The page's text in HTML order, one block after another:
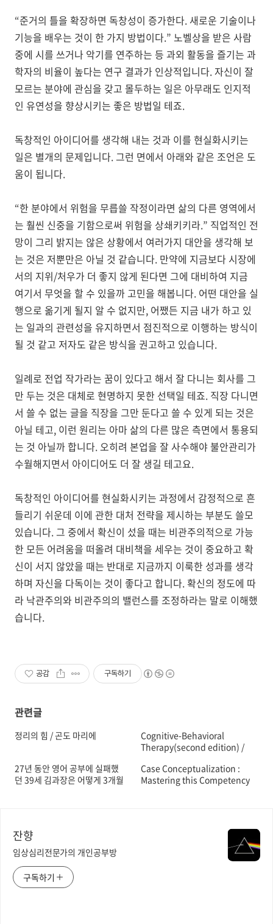
“준거의 틀을 확장하면 독창성이 증가한다. 새로운 기술이나
기능을 배우는 것이 한 가지 방법이다.” 노벨상을 받은 사람
중에 시를 쓰거나 악기를 연주하는 등 과외 활동을 즐기는 과
학자의 비율이 높다는 연구 결과가 인상적입니다.자신이 잘
모르는 분야에 관심을 갖고 몰두하는 일은 아무래도 인지적
인 유연성을 향상시키는 좋은 방법일 테죠.
독창적인 아이디어를 생각해 내는 것과 이를 현실화시키는
일은 별개의 문제입니다. 그런 면에서 아래와 같은 조언은 도
움이 됩니다.
“한 분야에서 위험을 무릅쓸 작정이라면 삶의 다른 영역에서
는 훨씬 신중을 기함으로써 위험을 상쇄키키라.” 직업적인 전
망이 그리 밝지는 않은 상황에서 여러가지 대안을 생각해 보
는 것은 저뿐만은 아닐 것 같습니다. 만약에 지금보다 시장에
서의 지위/처우가 더 좋지 않게 된다면 그에 대비하여 지금
여기서 무엇을 할 수 있을까 고민을 해봅니다. 어떤 대안을 실
행으로 옮기게 될지 알 수 없지만, 어쨌든 지금 내가 하고 있
는 일과의 관련성을 유지하면서 점진적으로 이행하는 방식이
될 것 같고 저자도 같은 방식을 권고하고 있습니다.
일례로 전업 작가라는 꿈이 있다고 해서 잘 다니는 회사를 그
만 두는 것은 대체로 현명하지 못한 선택일 테죠. 직장 다니면
서 쓸 수 없는 글을 직장을 그만 둔다고 쓸 수 있게 되는 것은
아닐 테고, 이런 원리는 아마 삶의 다른 많은 측면에서 통용되
는 것 아닐까 합니다. 오히려 본업을 잘 사수해야 불안관리가
수월해지면서 아이디어도 더 잘 생길 테고요.
독창적인 아이디어를 현실화시키는 과정에서 감정적으로 흔
들리기 쉬운데 이에 관한 대처 전략을 제시하는 부분도 쓸모
있습니다. 그 중에서 확신이 섰을 때는 비관주의적으로 가능
한 모든 어려움을 떠올려 대비책을 세우는 것이 중요하고 확
신이 서지 않았을 때는 반대로 지금까지 이룩한 성과를 생각
하며 자신을 다독이는 것이 좋다고 합니다.확신의 정도에 따
라 낙관주의와 비관주의의 밸런스를 조정하라는 말로 이해했
습니다.
공감 구독하기
관련글
정리의 힘 / 곤도 마리에
Cognitive-Behavioral
Therapy(second edition) /
27년 동안 영어 공부에 실패했
던 39세 김과장은 어떻게 3개월
Case Conceptualization :
Mastering this Competency
잔향
임상심리전문가의 개인공부방
구독하기